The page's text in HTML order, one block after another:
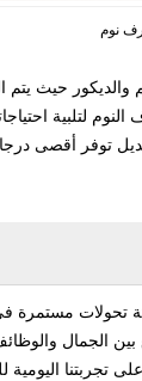
نوم
اتجاهات التصميم
لتلبية
توفر أقصى
مستمرة في
الجمال
تجربتنا اليومية